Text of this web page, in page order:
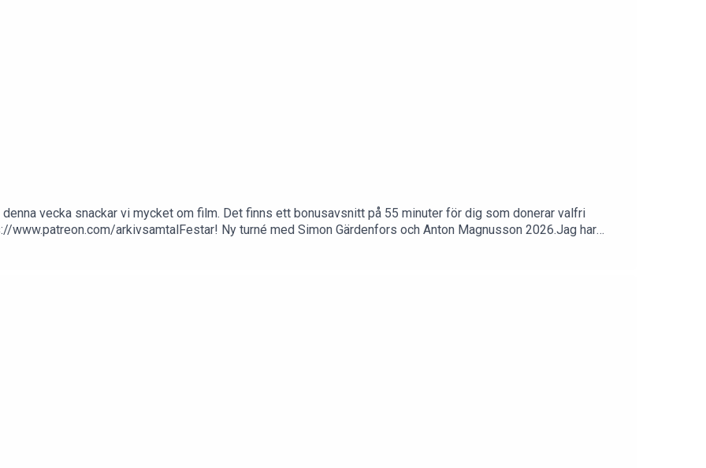
vecka snackar vi mycket om film. Det finns ett bonusavsnitt på 55 minuter för dig som donerar valfri
www.patreon.com/arkivsamtalFestar! Ny turné med Simon Gärdenfors och Anton Magnusson 2026.Jag har
finns nu på VHS SF Anytime!https://www.gardenfors.comSwish: 0760724728X: